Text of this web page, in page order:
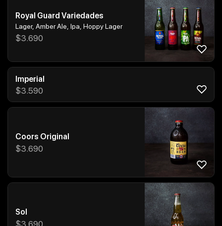
Royal Guard Variedades
Lager, Amber Ale, Ipa, Hoppy Lager
$3.690
Imperial
$3.590
Coors Original
$3.690
Sol
$3.690